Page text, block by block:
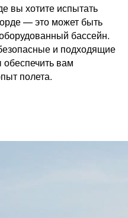
вы хотите испытать
— это может быть
бассейн.
и подходящие
вам
полета.